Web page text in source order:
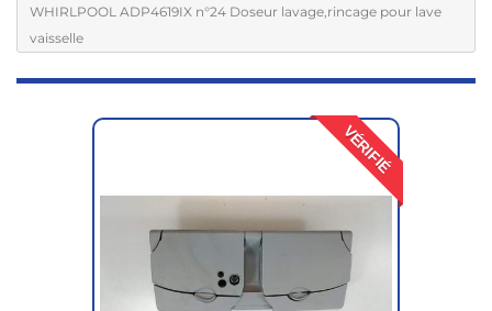
WHIRLPOOL ADP4619IX n°24 Doseur lavage,rincage pour lave
vaisselle
VÉRIFIÉ